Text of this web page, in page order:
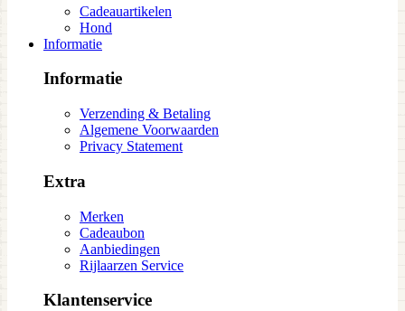
Cadeauartikelen
Hond
Informatie
Informatie
Verzending & Betaling
Algemene Voorwaarden
Privacy Statement
Extra
Merken
Cadeaubon
Aanbiedingen
Rijlaarzen Service
Klantenservice